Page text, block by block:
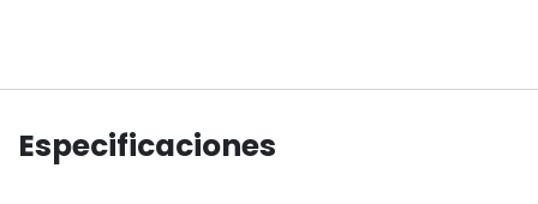
Especificaciones